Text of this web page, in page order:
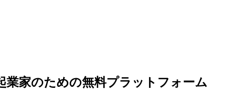
業家のための無料プラットフォーム